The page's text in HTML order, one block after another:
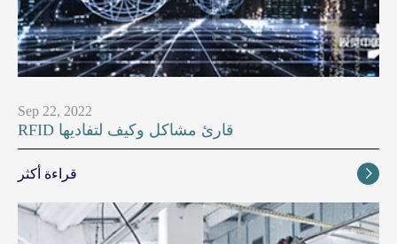
Sep 22, 2022
RFID قارئ مشاكل وكيف لتفاديها
قراءة أكثر 